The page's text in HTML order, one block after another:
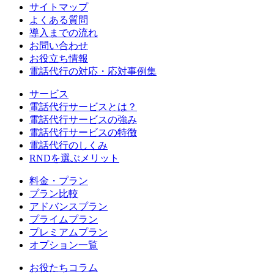
サイトマップ
よくある質問
導入までの流れ
お問い合わせ
お役立ち情報
電話代行の対応・応対事例集
サービス
電話代行サービスとは？
電話代行サービスの強み
電話代行サービスの特徴
電話代行のしくみ
RNDを選ぶメリット
料金・プラン
プラン比較
アドバンスプラン
プライムプラン
プレミアムプラン
オプション一覧
お役たちコラム